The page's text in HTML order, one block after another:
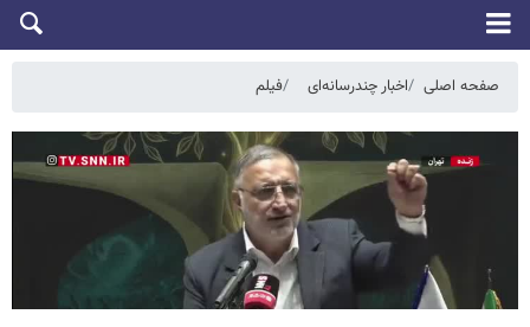
صفحه اصلی اخبار چندرسانه‌ای فیلم